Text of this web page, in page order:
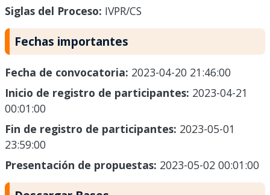
Siglas del Proceso: IVPR/CS
Fechas importantes
Fecha de convocatoria: 2023-04-20 21:46:00
Inicio de registro de participantes: 2023-04-21
00:01:00
Fin de registro de participantes: 2023-05-01
23:59:00
Presentación de propuestas: 2023-05-02 00:01:00